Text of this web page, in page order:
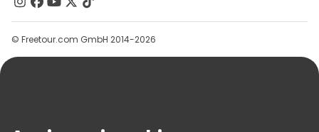
Gruppi
Aiuto
© Freetour.com GmbH 2014-2026